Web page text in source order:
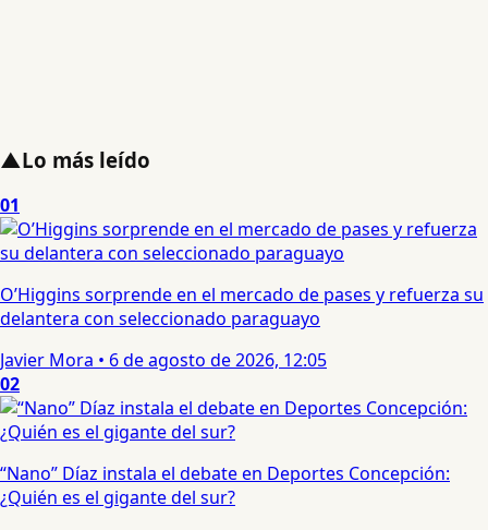
▲Lo más leído
01
O’Higgins sorprende en el mercado de pases y refuerza su
delantera con seleccionado paraguayo
Javier Mora • 6 de agosto de 2026, 12:05
02
“Nano” Díaz instala el debate en Deportes Concepción:
¿Quién es el gigante del sur?